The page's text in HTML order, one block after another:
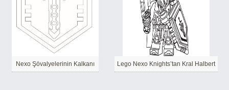
Nexo Şövalyelerinin Kalkanı Lego Nexo Knights’tan Kral Halbert